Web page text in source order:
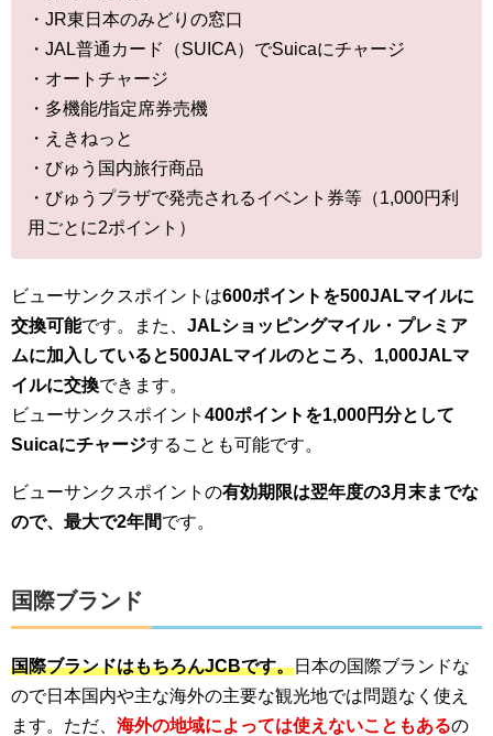
・JR東日本のみどりの窓口
・JAL普通カード（SUICA）でSuicaにチャージ
・オートチャージ
・多機能/指定席券売機
・えきねっと
・びゅう国内旅行商品
・びゅうプラザで発売されるイベント券等（1,000円利
用ごとに2ポイント）
ビューサンクスポイントは600ポイントを500JALマイルに
交換可能です。また、 JALショッピングマイル・プレミア
ムに加入していると500JALマイルのところ、1,000JALマ
イルに交換できます。
ビューサンクスポイント 400ポイントを1,000円分として
Suicaにチャージすることも可能です。
ビューサンクスポイントの有効期限は翌年度の3月末までな
ので、最大で2年間です。
国際ブランド
国際ブランドはもちろんJCBです。日本の国際ブランドな
ので日本国内や主な海外の主要な観光地では問題なく使え
ます。ただ、 海外の地域によっては使えないこともあるの